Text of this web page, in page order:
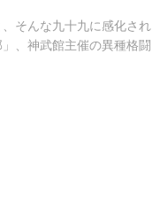
そんな九十九に感化され
、神武館主催の異種格闘